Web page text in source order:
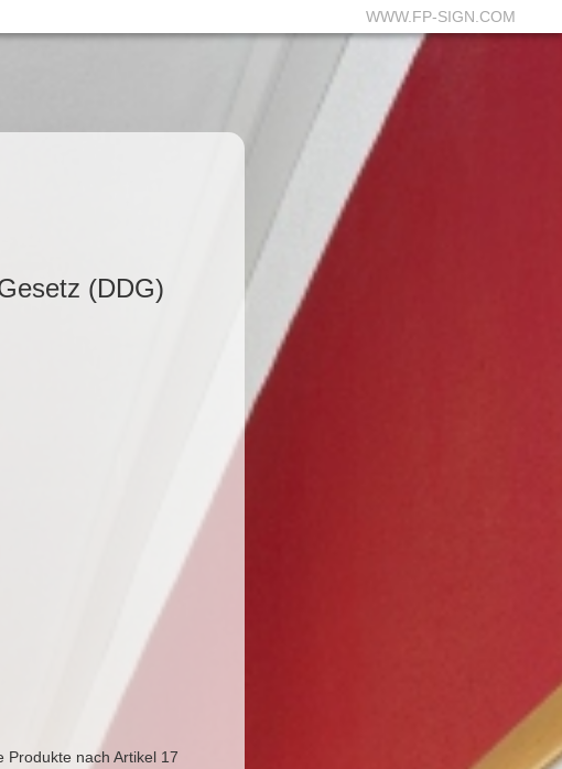
WWW.FP-SIGN.COM
(DDG)
Produkte nach Artikel 17